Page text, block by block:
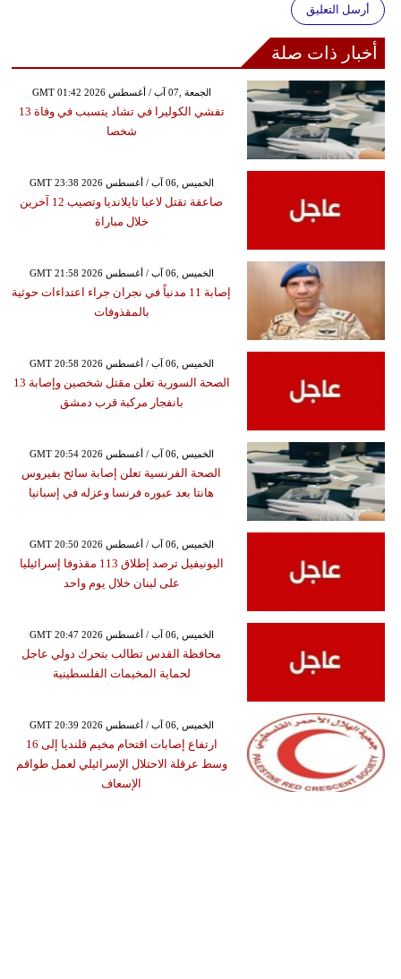
أرسل التعليق
أخبار ذات صلة
GMT 01:42 2026 الجمعة ,07 آب / أغسطس
تفشي الكوليرا في تشاد يتسبب في وفاة 13
شخصا
GMT 23:38 2026 الخميس ,06 آب / أغسطس
صاعقة تقتل لاعبا تايلانديا وتصيب 12 آخرين
خلال مباراة
GMT 21:58 2026 الخميس ,06 آب / أغسطس
إصابة 11 مدنياً في نجران جراء اعتداءات حوثية
بالمقذوفات
GMT 20:58 2026 الخميس ,06 آب / أغسطس
الصحة السورية تعلن مقتل شخصين وإصابة 13
بانفجار مركبة قرب دمشق
GMT 20:54 2026 الخميس ,06 آب / أغسطس
الصحة الفرنسية تعلن إصابة سائح بفيروس
هانتا بعد عبوره فرنسا وعزله في إسبانيا
GMT 20:50 2026 الخميس ,06 آب / أغسطس
اليونيفيل ترصد إطلاق 113 مقذوفا إسرائيليا
على لبنان خلال يوم واحد
GMT 20:47 2026 الخميس ,06 آب / أغسطس
محافظة القدس تطالب بتحرك دولي عاجل
لحماية المخيمات الفلسطينية
GMT 20:39 2026 الخميس ,06 آب / أغسطس
ارتفاع إصابات اقتحام مخيم قلنديا إلى 16
وسط عرقلة الاحتلال الإسرائيلي لعمل طواقم
الإسعاف